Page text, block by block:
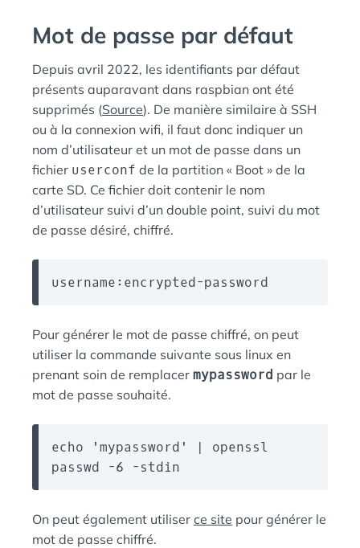
Mot de passe par défaut
Depuis avril 2022, les identifiants par défaut
présents auparavant dans raspbian ont été
supprimés (Source). De manière similaire à SSH
ou à la connexion wifi, il faut donc indiquer un
nom d’utilisateur et un mot de passe dans un
fichier userconf de la partition « Boot » de la
carte SD. Ce fichier doit contenir le nom
d’utilisateur suivi d’un double point, suivi du mot
de passe désiré, chiffré.
username:encrypted-password
Pour générer le mot de passe chiffré, on peut
utiliser la commande suivante sous linux en
prenant soin de remplacer mypassword par le
mot de passe souhaité.
echo 'mypassword' | openssl
passwd -6 -stdin
On peut également utiliser ce site pour générer le
mot de passe chiffré.